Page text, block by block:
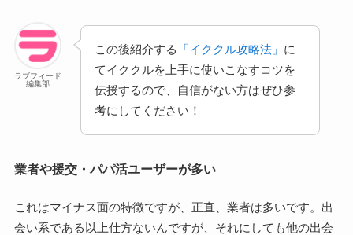
ラブフィード
編集部
この後紹介する 「イククル攻略法」 に
てイククルを上手に使いこなすコツを
伝授するので、自信がない方はぜひ参
考にしてください！
業者や援交・パパ活ユーザーが多い
これはマイナス面の特徴ですが、正直、業者は多いです。出
会い系である以上仕方ないんですが、それにしても他の出会